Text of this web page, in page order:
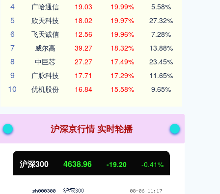
4 广哈通信 19.03 19.99% 5.58%
5 欣天科技 18.02 19.97% 27.32%
6 飞天诚信 12.56 19.96% 7.28%
7 威尔高 39.27 18.32% 13.88%
8 中巨芯 27.27 17.49% 23.45%
9 广脉科技 17.71 17.29% 11.65%
10 优机股份 16.84 15.58% 9.65%
沪深京行情 实时轮播
沪深300 4638.96 -19.20 -0.41%